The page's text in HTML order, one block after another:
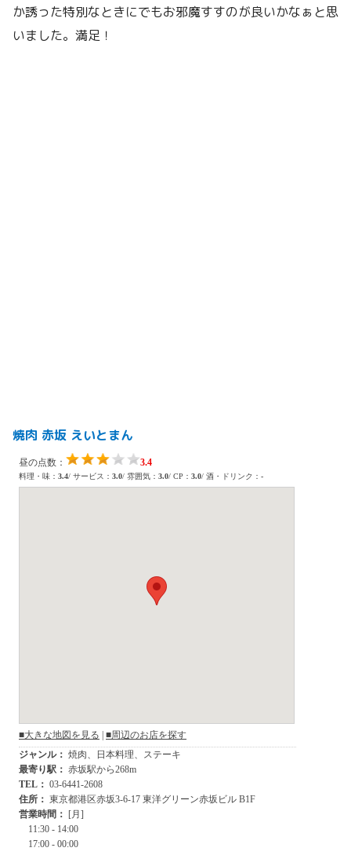
か誘った特別なときにでもお邪魔すすのが良いかなぁと思
いました。満足！
焼肉 赤坂 えいとまん